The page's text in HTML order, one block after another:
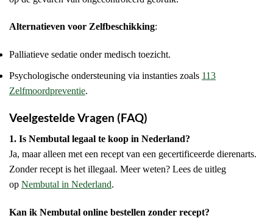
Alternatieven voor Zelfbeschikking:
Palliatieve sedatie onder medisch toezicht.
Psychologische ondersteuning via instanties zoals 113
Zelfmoordpreventie.
Veelgestelde Vragen (FAQ)
1. Is Nembutal legaal te koop in Nederland?
Ja, maar alleen met een recept van een gecertificeerde dierenarts.
Zonder recept is het illegaal. Meer weten? Lees de uitleg
op Nembutal in Nederland.
Kan ik Nembutal online bestellen zonder recept?